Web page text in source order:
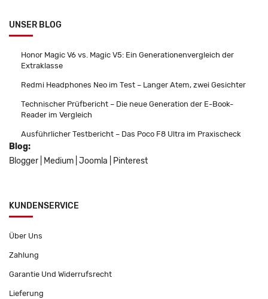
UNSER BLOG
Honor Magic V6 vs. Magic V5: Ein Generationenvergleich der
Extraklasse
Redmi Headphones Neo im Test – Langer Atem, zwei Gesichter
Technischer Prüfbericht – Die neue Generation der E-Book-
Reader im Vergleich
Ausführlicher Testbericht – Das Poco F8 Ultra im Praxischeck
Blog:
Blogger
Medium Joomla Pinterest
KUNDENSERVICE
Über Uns
Zahlung
Garantie Und Widerrufsrecht
Lieferung